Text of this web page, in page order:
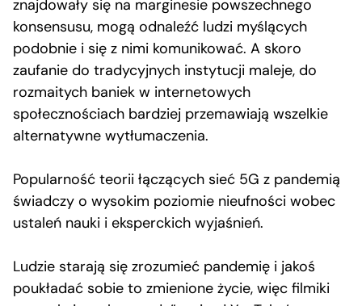
znajdowały się na marginesie powszechnego
konsensusu, mogą odnaleźć ludzi myślących
podobnie i się z nimi komunikować. A skoro
zaufanie do tradycyjnych instytucji maleje, do
rozmaitych baniek w internetowych
społecznościach bardziej przemawiają wszelkie
alternatywne wytłumaczenia.
Popularność teorii łączących sieć 5G z pandemią
świadczy o wysokim poziomie nieufności wobec
ustaleń nauki i eksperckich wyjaśnień.
Ludzie starają się zrozumieć pandemię i jakoś
poukładać sobie to zmienione życie, więc filmiki